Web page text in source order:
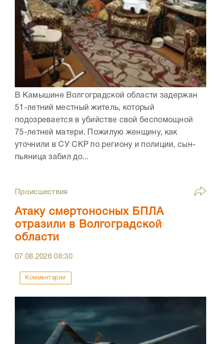
В Камышине Волгоградской области задержан
51-летний местный житель, который
подозревается в убийстве свой беспомощной
75-летней матери. Пожилую женщину, как
уточнили в СУ СКР по региону и полиции, сын-
пьяница забил до...
Происшествия
Атаку смертоносных БПЛА
отразили в Волгоградской
области
07.08.202608:30
Комментарии